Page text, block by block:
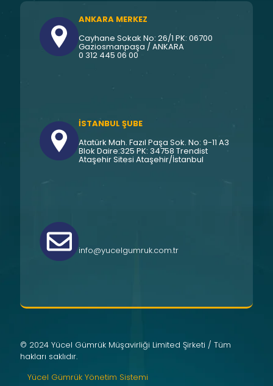
ANKARA MERKEZ
Cayhane Sokak No: 26/1 PK: 06700
Gaziosmanpaşa / ANKARA
0 312 445 06 00
İSTANBUL ŞUBE
Atatürk Mah. Fazıl Paşa Sok. No: 9-11 A3
Blok Daire:325 PK: 34758 Trendist
Ataşehir Sitesi Ataşehir/İstanbul
info@yucelgumruk.com.tr
© 2024 Yücel Gümrük Müşavirliği Limited Şirketi / Tüm
hakları saklıdır.
Yücel Gümrük Yönetim Sistemi